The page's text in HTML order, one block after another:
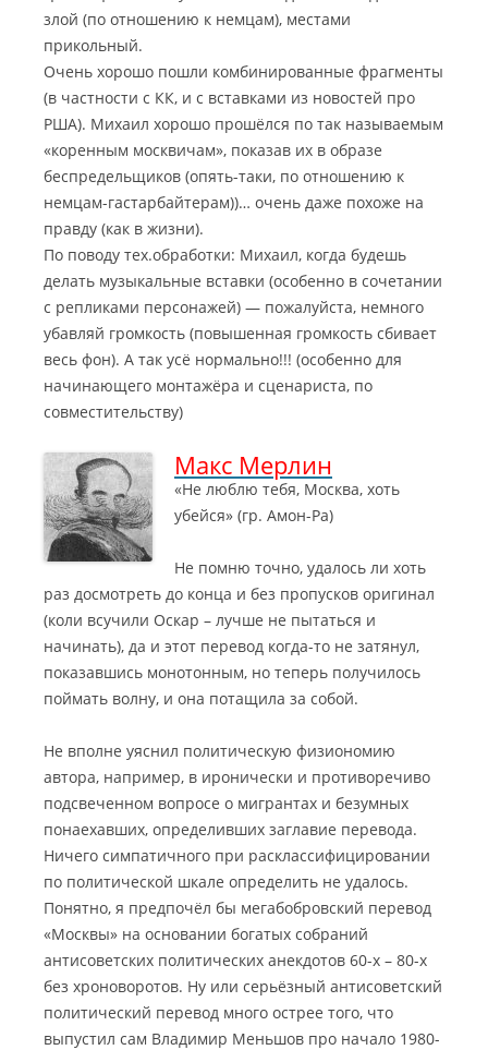
злой (по отношению к немцам), местами
прикольный.
Очень хорошо пошли комбинированные фрагменты
(в частности с КК, и с вставками из новостей про
РША). Михаил хорошо прошёлся по так называемым
«коренным москвичам», показав их в образе
беспредельщиков (опять-таки, по отношению к
немцам-гастарбайтерам))… очень даже похоже на
правду (как в жизни).
По поводу тех.обработки: Михаил, когда будешь
делать музыкальные вставки (особенно в сочетании
с репликами персонажей) — пожалуйста, немного
убавляй громкость (повышенная громкость сбивает
весь фон). А так усё нормально!!! (особенно для
начинающего монтажёра и сценариста, по
совместительству)
Макс Мерлин
«Не люблю тебя, Москва, хоть
убейся» (гр. Амон-Ра)
Не помню точно, удалось ли хоть
раз досмотреть до конца и без пропусков оригинал
(коли всучили Оскар – лучше не пытаться и
начинать), да и этот перевод когда-то не затянул,
показавшись монотонным, но теперь получилось
поймать волну, и она потащила за собой.
Не вполне уяснил политическую физиономию
автора, например, в иронически и противоречиво
подсвеченном вопросе о мигрантах и безумных
понаехавших, определивших заглавие перевода.
Ничего симпатичного при расклассифицировании
по политической шкале определить не удалось.
Понятно, я предпочёл бы мегабобровский перевод
«Москвы» на основании богатых собраний
антисоветских политических анекдотов 60-х – 80-х
без хроноворотов. Ну или серьёзный антисоветский
политический перевод много острее того, что
выпустил сам Владимир Меньшов про начало 1980-